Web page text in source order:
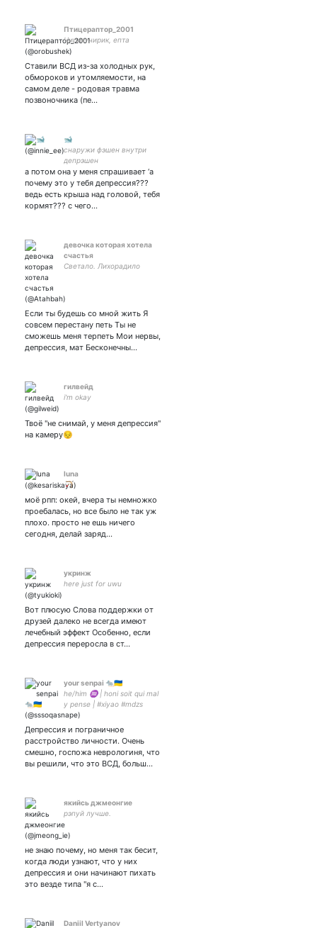
Птицераптор_2001
Чирик-чирик, епта
Ставили ВСД из-за холодных рук,
обмороков и утомляемости, на
самом деле - родовая травма
позвоночника (пе…
🐋
снаружи фэшен внутри
депрэшен
а потом она у меня спрашивает ‘а
почему это у тебя депрессия???
ведь есть крыша над головой, тебя
кормят??? с чего…
девочка которая хотела
счастья
Светало. Лихорадило
Если ты будешь со мной жить Я
совсем перестану петь Ты не
сможешь меня терпеть Мои нервы,
депрессия, мат Бесконечны…
гилвейд
i'm okay
Твоё "не снимай, у меня депрессия"
на камеру😔
luna
🏹
моё рпп: окей, вчера ты немножко
проебалась, но все было не так уж
плохо. просто не ешь ничего
сегодня, делай заряд…
укринж
here just for uwu
Вот плюсую Слова поддержки от
друзей далеко не всегда имеют
лечебный эффект Особенно, если
депрессия переросла в ст…
your senpai 🐀🇺🇦
he/him ♒ | honi soit qui mal
y pense | #xiyao #mdzs
#harrypotter #goodomens
Депрессия и пограничное
расстройство личности. Очень
смешно, госпожа неврологиня, что
вы решили, что это ВСД, больш…
якийсь джмеонгие
рэпуй лучше.
не знаю почему, но меня так бесит,
когда люди узнают, что у них
депрессия и они начинают пихать
это везде типа "я с…
Daniil Vertyanov